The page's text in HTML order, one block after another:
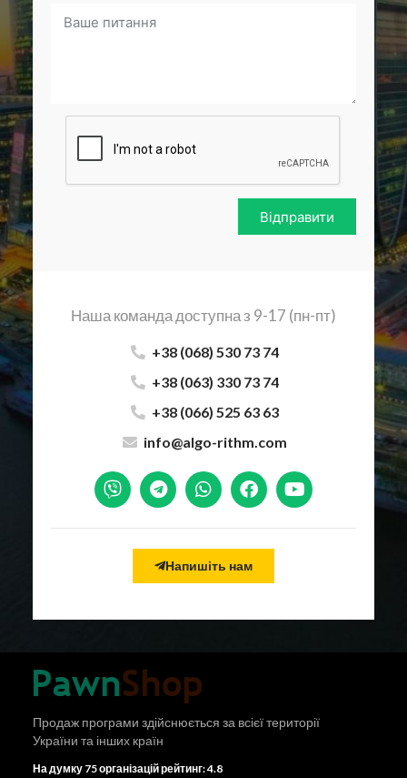
Відправити
Наша команда доступна з 9-17 (пн-пт)
+38 (068) 530 73 74
+38 (063) 330 73 74
+38 (066) 525 63 63
info@algo-rithm.com
Напишіть нам
Продаж програми здійснюється за всієї території
України та інших країн
На думку 75 організацій рейтинг: 4.8